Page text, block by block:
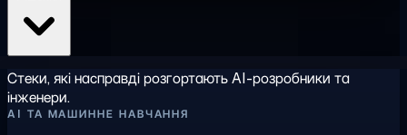
Стеки, які насправді розгортають AI-розробники та
інженери.
AI ТА МАШИННЕ НАВЧАННЯ